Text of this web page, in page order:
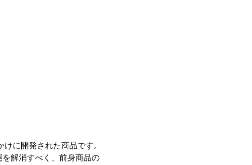
に開発された商品です。
解消すべく、前身商品の